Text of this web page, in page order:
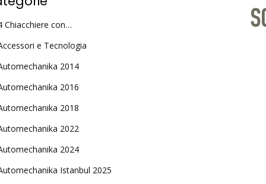
Chiacchiere con…
e Tecnologia
2014
2016
2018
2022
2024
Istanbul 2025